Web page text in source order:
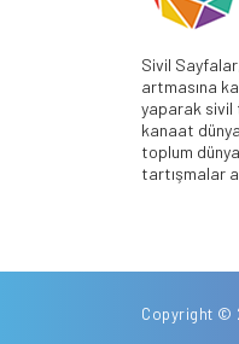
Sivil
artmasına
yaparak sivil
kanaat
toplum
tartışmalar
Copyright ©